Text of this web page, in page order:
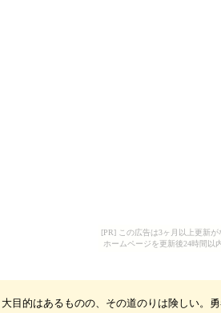
[PR] この広告は3ヶ月以上更新が
ホームページを更新後24時間以
目的はあるものの、その道のりは険しい。